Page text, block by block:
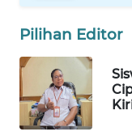
Pilihan Editor
PERSONA
OTOMOTIF
WAHANA
HEALTH